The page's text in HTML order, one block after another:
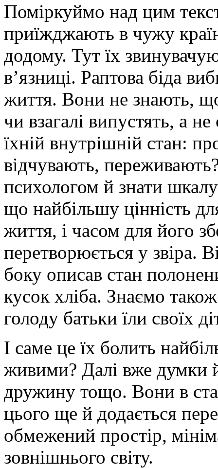
Поміркуймо над цим
приїжджають в чужу
додому. Тут їх
в’язниці. Раптова біда
життя. Вони не знають,
чи взагалі випустять, а
їхній внутрішній стан:
відчувають,
психологом й знати
що найбільшу цінність
життя, і часом для його
перетворюється у звіра.
боку описав стан
кусок хліба. Знаємо
голоду батьки їли своїх
І саме це їх болить
живими? Далі вже думки
дружину тощо. Вони в
цього ще й додається
обмежений простір,
зовнішнього світу.